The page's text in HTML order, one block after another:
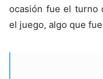
ocasión fue el turno
el juego, algo que